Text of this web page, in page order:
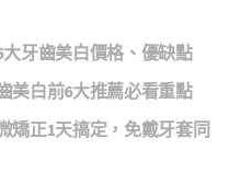
牙齒美白價格、優缺點
美白前6大推薦必看重點
矯正1天搞定，免戴牙套同